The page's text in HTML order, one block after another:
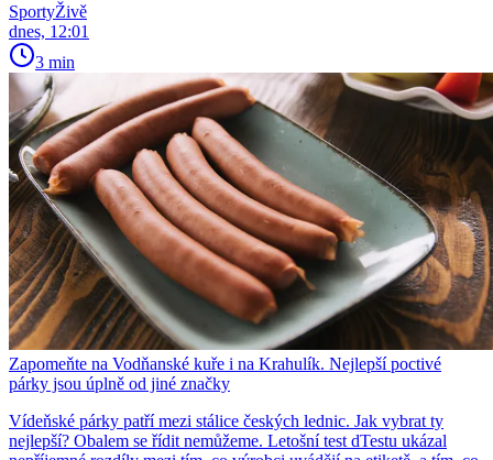
SportyŽivě
dnes, 12:01
3 min
Zapomeňte na Vodňanské kuře i na Krahulík. Nejlepší poctivé
párky jsou úplně od jiné značky
Vídeňské párky patří mezi stálice českých lednic. Jak vybrat ty
nejlepší? Obalem se řídit nemůžeme. Letošní test dTestu ukázal